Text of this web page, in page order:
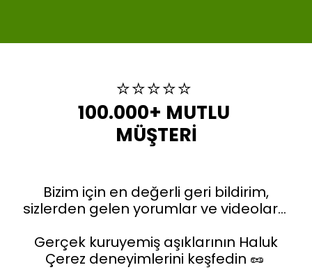
⭐️⭐️⭐️⭐️⭐️
100.000+ MUTLU
MÜŞTERİ
Bizim için en değerli geri bildirim,
sizlerden gelen yorumlar ve videolar…
Gerçek kuruyemiş aşıklarının Haluk
Çerez deneyimlerini keşfedin 🥜